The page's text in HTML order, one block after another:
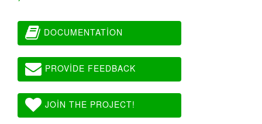
DOCUMENTATION
PROVIDE FEEDBACK
JOIN THE PROJECT!